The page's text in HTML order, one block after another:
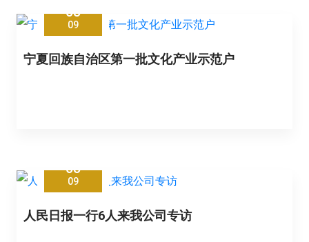
05
09
宁夏回族自治区第一批文化产业示范户
05
09
人民日报一行6人来我公司专访